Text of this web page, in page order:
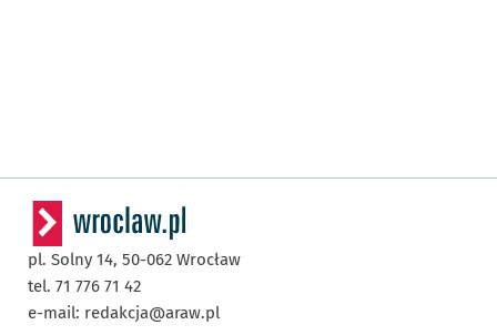
pl. Solny 14, 50-062 Wrocław
tel. 71 776 71 42
e-mail: redakcja@araw.pl